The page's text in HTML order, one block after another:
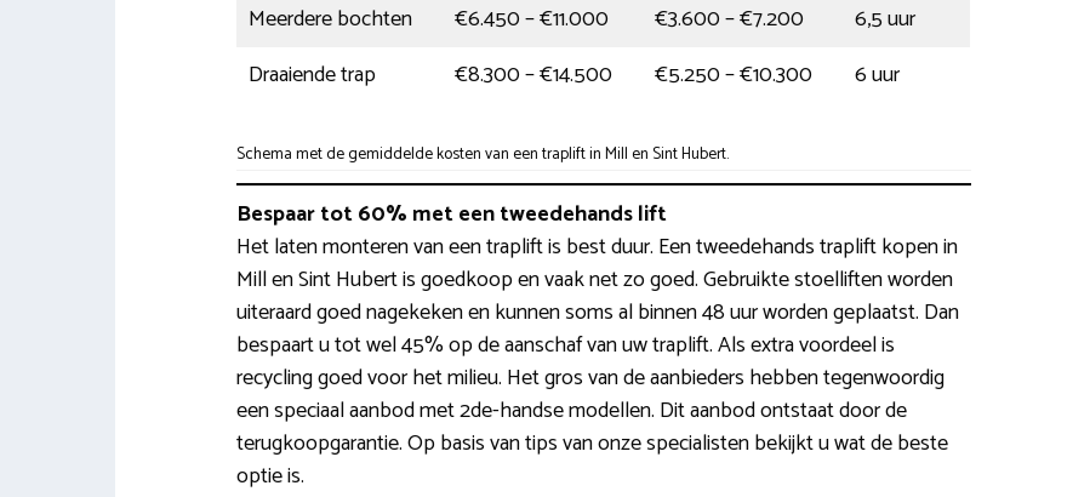
Meerdere bochten
€6.450 – €11.000 €3.600 – €7.200
6,5 uur
Draaiende trap
€8.300 – €14.500 €5.250 – €10.300 6 uur
Schema met de gemiddelde kosten van een traplift in Mill en Sint Hubert.
Bespaar tot 60% met een tweedehands lift
Het laten monteren van een traplift is best duur. Een tweedehands traplift kopen in
Mill en Sint Hubert is goedkoop en vaak net zo goed. Gebruikte stoelliften worden
uiteraard goed nagekeken en kunnen soms al binnen 48 uur worden geplaatst. Dan
bespaart u tot wel 45% op de aanschaf van uw traplift. Als extra voordeel is
recycling goed voor het milieu. Het gros van de aanbieders hebben tegenwoordig
een speciaal aanbod met 2de-handse modellen. Dit aanbod ontstaat door de
terugkoopgarantie. Op basis van tips van onze specialisten bekijkt u wat de beste
optie is.